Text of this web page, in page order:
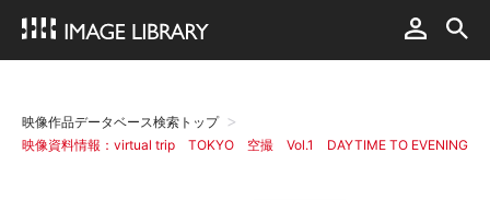
映像作品データベース検索トップ
映像資料情報：virtual trip TOKYO 空撮 Vol.1 DAYTIME TO EVENING